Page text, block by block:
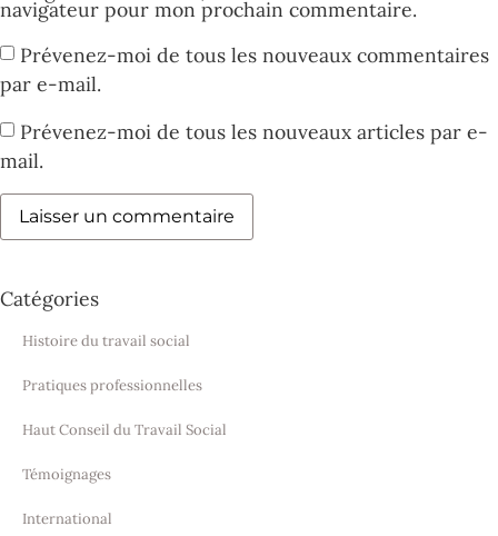
navigateur pour mon prochain commentaire.
Prévenez-moi de tous les nouveaux commentaires
par e-mail.
Prévenez-moi de tous les nouveaux articles par e-
mail.
Catégories
Histoire du travail social
Pratiques professionnelles
Haut Conseil du Travail Social
Témoignages
International